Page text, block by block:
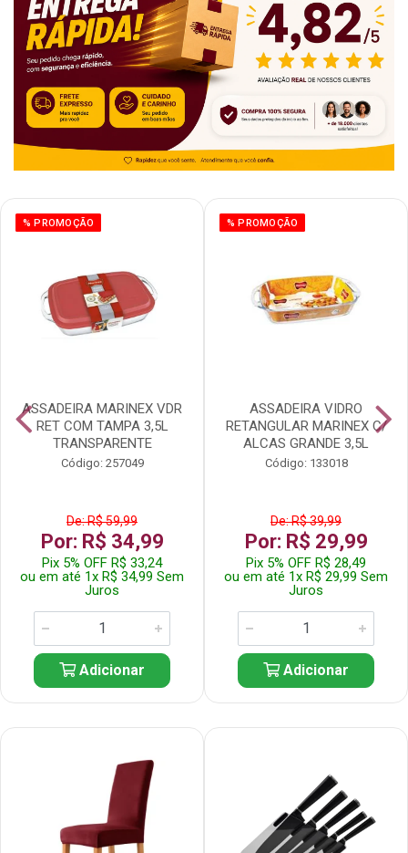
% PROMOÇÃO
ASSADEIRA MARINEX VDR
RET COM TAMPA 3,5L
TRANSPARENTE
Código: 257049
De: R$ 59,99
Por: R$ 34,99
Pix 5% OFF R$ 33,24
ou em até 1x R$ 34,99 Sem
Juros
Adicionar
% PROMOÇÃO
ASSADEIRA VIDRO
RETANGULAR MARINEX C/
ALCAS GRANDE 3,5L
Código: 133018
De: R$ 39,99
Por: R$ 29,99
Pix 5% OFF R$ 28,49
ou em até 1x R$ 29,99 Sem
Juros
Adicionar